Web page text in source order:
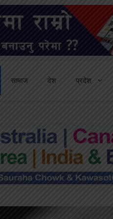
सामाज देश प्रदेश